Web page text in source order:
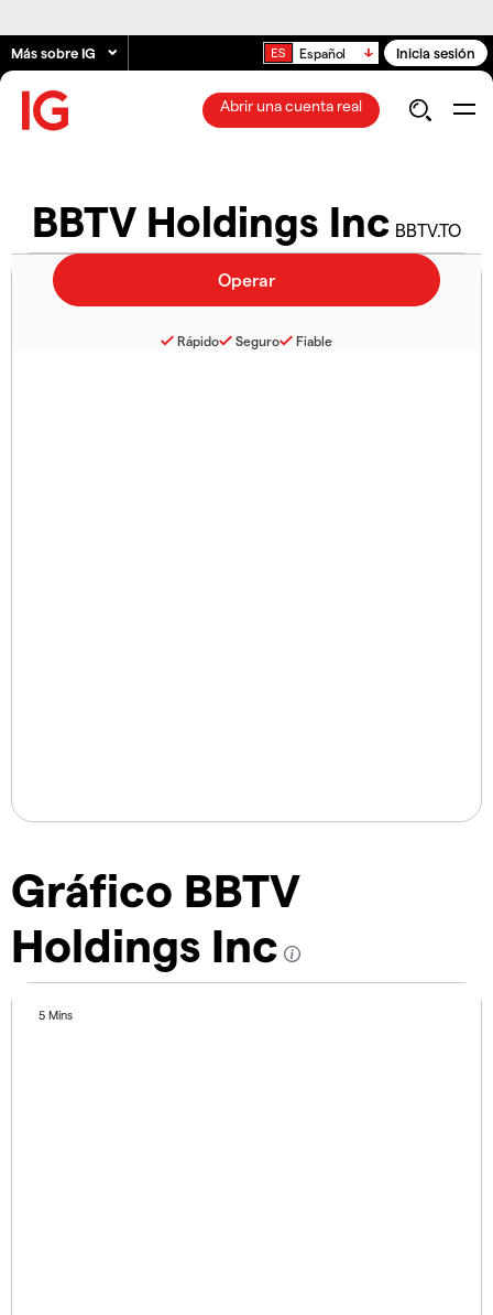
Más sobre IG Español Inicia sesión
Abrir una cuenta real
BBTV Holdings Inc BBTV.TO
Gráfico BBTV
Holdings Inc
5 Mins
Rápido Seguro Fiable